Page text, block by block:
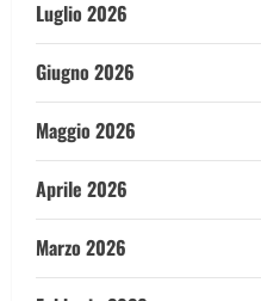
Luglio 2026
Giugno 2026
Maggio 2026
Aprile 2026
Marzo 2026